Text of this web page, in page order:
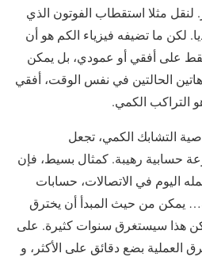
لنقل مثلا استقطاب الفوتون الذي
لكن ما تضيفه فيزياء الكم هو أن
على أفقي أو عمودي، بل يمكن
الحالتين في نفس الوقت، أفقي
التراكب الكمي.
التشابك الكمي، تجعل
حسابية رهيبة. كمثال بسيط، فإن
اليوم في الاتصالات، حسابات
يمكن من حيث المبدأ أن يخترق
هذا سيستغرق سنوات كثيرة. على
العملية بضع دقائق على الأكثر، و